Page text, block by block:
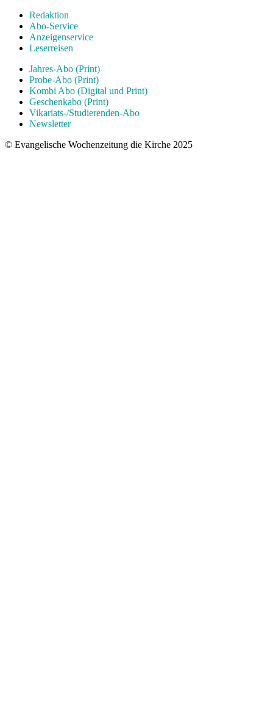
Redaktion
Abo-Service
Anzeigenservice
Leserreisen
Jahres-Abo (Print)
Probe-Abo (Print)
Kombi Abo (Digital und Print)
Geschenkabo (Print)
Vikariats-/Studierenden-Abo
Newsletter
© Evangelische Wochenzeitung die Kirche 2025